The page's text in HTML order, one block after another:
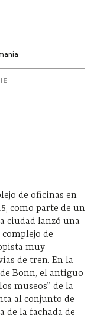
de oficinas en
como parte de un
ciudad lanzó una
de
muy
de tren. En la
Bonn, el antiguo
museos” de la
al conjunto de
de la fachada de